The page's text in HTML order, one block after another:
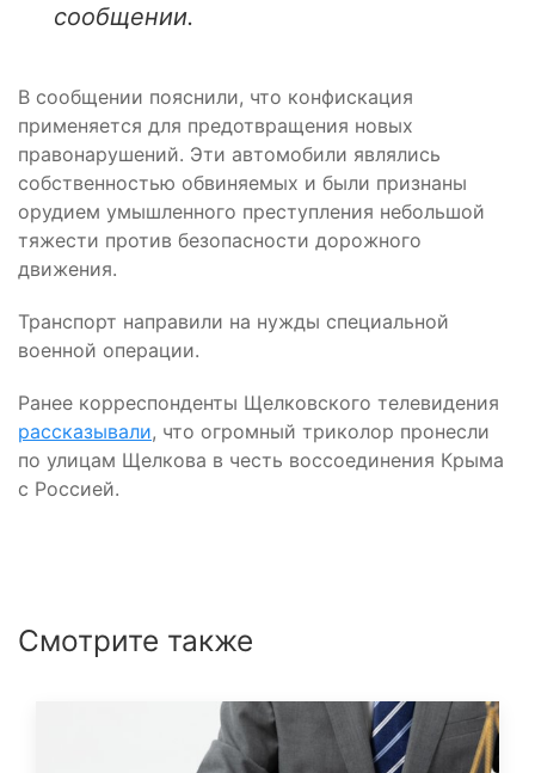
сообщении.
В сообщении пояснили, что конфискация
применяется для предотвращения новых
правонарушений. Эти автомобили являлись
собственностью обвиняемых и были признаны
орудием умышленного преступления небольшой
тяжести против безопасности дорожного
движения.
Транспорт направили на нужды специальной
военной операции.
Ранее корреспонденты Щелковского телевидения
рассказывали, что огромный триколор пронесли
по улицам Щелкова в честь воссоединения Крыма
с Россией.
Смотрите также